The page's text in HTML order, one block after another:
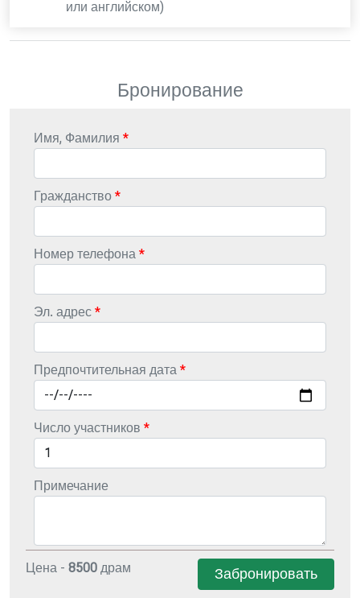
или английском)
Бронирование
Имя, Фамилия
Гражданство
Номер телефона
Эл. адрес
Предпочтительная дата
Число участников
Примечание
Цена - 8500 драм Забронировать